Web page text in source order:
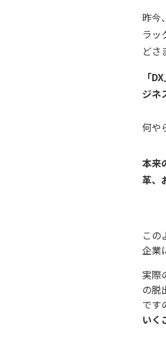
昨今
ラッ
どさ
「
ジネ
何や
本来
革、
この
企業
実際
の脱
です
いく